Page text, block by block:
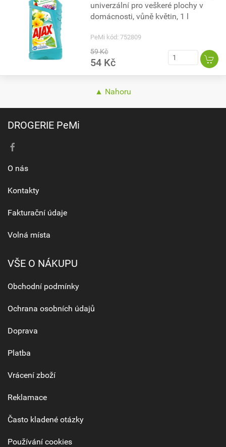
univerzální pro veškeré plochy v
domácnosti, vůně květin, 1 l
PeMi kód: 752809
59 Kč
54 Kč
▲ Nahoru
DROGERIE PeMi
O nás
Kontakty
Fakturační údaje
Volná místa
VŠE O NÁKUPU
Obchodní podmínky
Ochrana osobních údajů
Doprava
Platba
Vrácení zboží
Reklamace
Často kladené otázky
Používání cookies